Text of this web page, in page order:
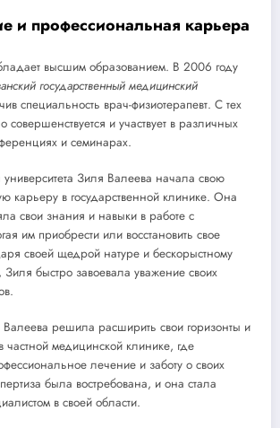
и профессиональная карьера
высшим образованием. В 2006 году
государственный медицинский
специальность врач-физиотерапевт. С тех
совершенствуется и участвует в различных
и семинарах.
Зиля Валеева начала свою
карьеру в государственной клинике. Она
свои знания и навыки в работе с
им приобрести или восстановить свое
своей щедрой натуре и бескорыстному
Зиля быстро завоевала уважение своих
решила расширить свои горизонты и
частной медицинской клинике, где
лечение и заботу о своих
была востребована, и она стала
в своей области.